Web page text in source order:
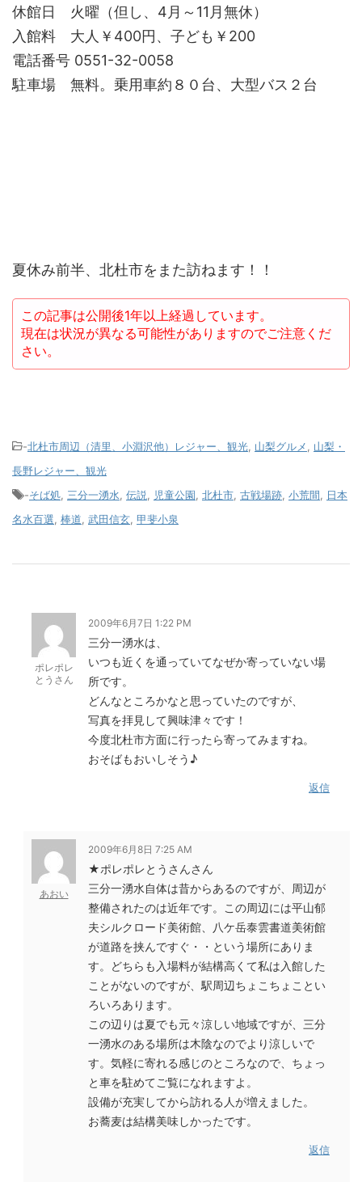
休館日 火曜（但し、4月～11月無休）
入館料 大人￥400円、子ども￥200
電話番号 0551-32-0058
駐車場 無料。乗用車約８０台、大型バス２台
夏休み前半、北杜市をまた訪ねます！！
この記事は公開後1年以上経過しています。
現在は状況が異なる可能性がありますのでご注意くだ
さい。
-北杜市周辺（清里、小淵沢他）レジャー、観光 山梨グルメ
山梨・
長野レジャー、観光
-そば処 三分一湧水 伝説 児童公園 北杜市 古戦場跡 小荒間
日本
名水百選 棒道 武田信玄 甲斐小泉
ポレポレ
とうさん
2009年6月7日 1:22 PM
三分一湧水は、
いつも近くを通っていてなぜか寄っていない場
所です。
どんなところかなと思っていたのですが、
写真を拝見して興味津々です！
今度北杜市方面に行ったら寄ってみますね。
おそばもおいしそう♪
返信
あおい
2009年6月8日 7:25 AM
★ポレポレとうさんさん
三分一湧水自体は昔からあるのですが、周辺が
整備されたのは近年です。この周辺には平山郁
夫シルクロード美術館、八ケ岳泰雲書道美術館
が道路を挟んですぐ・・という場所にありま
す。どちらも入場料が結構高くて私は入館した
ことがないのですが、駅周辺ちょこちょことい
ろいろあります。
この辺りは夏でも元々涼しい地域ですが、三分
一湧水のある場所は木陰なのでより涼しいで
す。気軽に寄れる感じのところなので、ちょっ
と車を駐めてご覧になれますよ。
設備が充実してから訪れる人が増えました。
お蕎麦は結構美味しかったです。
返信